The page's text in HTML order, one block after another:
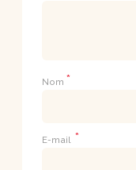
Nom *
E-mail *